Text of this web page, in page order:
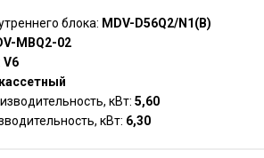
блока: MDV-D56Q2/N1(B)
MBQ2-02
V6
кассетный
кВт: 5,60
кВт: 6,30